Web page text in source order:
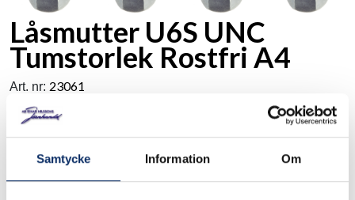
Samtycke Information Om
Låsmutter U6S UNC
Tumstorlek Rostfri A4
Art. nr: 23061
Låsmutter U6S, UNC Material: Rostfritt stål, polerad
Ytbehandling: Rostfri polerad Storlek: 6/32"-1/2" Pris per
styck.